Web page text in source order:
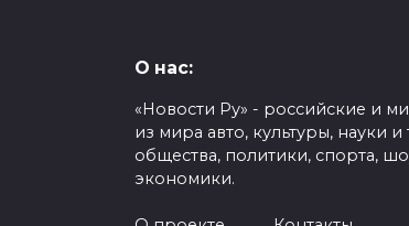
О нас:
«Новости Ру» - российские и
из мира авто, культуры, науки и
общества, политики, спорта,
экономики.